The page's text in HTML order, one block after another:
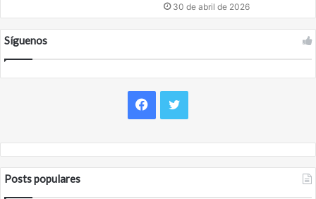
30 de abril de 2026
Síguenos
Facebook
Twitter
Posts populares